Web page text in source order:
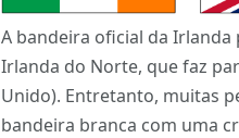
A bandeira oficial da Irlanda
Irlanda do Norte, que faz
Unido). Entretanto, muitas
bandeira branca com uma